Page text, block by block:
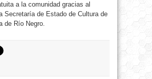
a la comunidad gracias al
Secretaría de Estado de Cultura de
de Río Negro.